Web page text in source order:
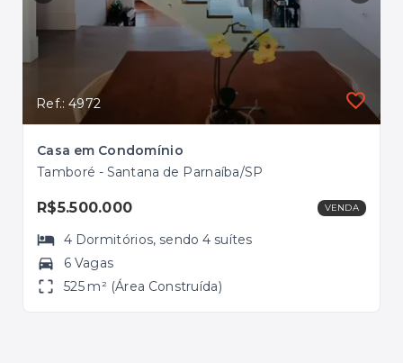
Ref.: 4972
Casa em Condomínio
Tamboré - Santana de Parnaíba/SP
R$5.500.000 VENDA
4 Dormitórios, sendo4 suítes
6 Vagas
525 m² (Área Construída)